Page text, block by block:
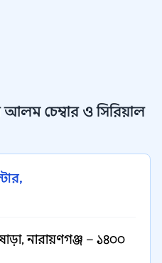
চেম্বার ও সিরিয়াল
নারায়ণগঞ্জ – ১৪০০